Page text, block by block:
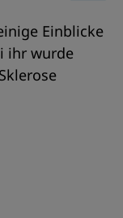
Einblicke
ihr wurde